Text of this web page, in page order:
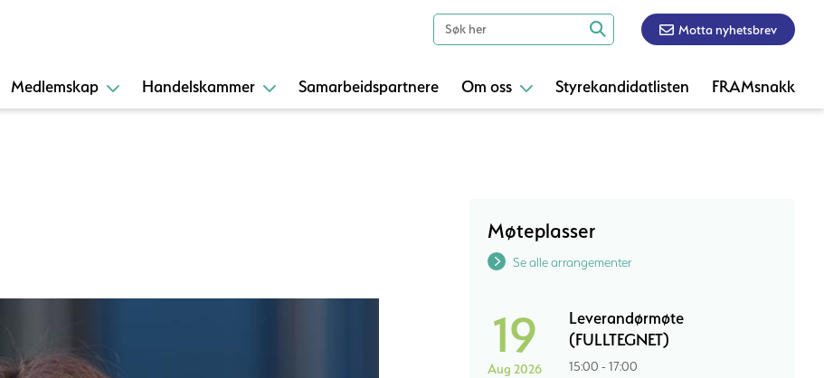
Motta nyhetsbrev
Medlemskap Handelskammer Samarbeidspartnere Om oss Styrekandidatlisten FRAMsnakk
Møteplasser
Se alle arrangementer
19
Aug 2026
Leverandørmøte
(FULLTEGNET)
15:00 - 17:00